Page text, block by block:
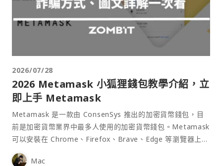
2026/07/28
2026 Metamask 小狐狸錢包教學介紹，立
即上手 Metamask
Metamask 是一款由 ConsenSys 推出的加密貨幣錢包，目
前是加密貨幣業界中最多人使用的加密貨幣錢包。Metamask
可以安裝在 Chrome、Firefox、Brave、Edge 等瀏覽器上作
為插件使用，具備許多功能且使用上非常方便。
Mac